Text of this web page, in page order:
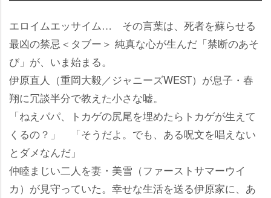
エロイムエッサイム… その言葉は、死者を蘇らせる
最凶の禁忌＜タブー＞ 純真な心が生んだ「禁断のあそ
び」が、いま始まる。
伊原直人（重岡大毅／ジャニーズWEST）が息子・春
翔に冗談半分で教えた小さな嘘。
「ねえパパ、トカゲの尻尾を埋めたらトカゲが生えて
くるの？」 「そうだよ。でも、ある呪文を唱えない
とダメなんだ」
仲睦まじい二人を妻・美雪（ファーストサマーウイ
カ）が見守っていた。幸せな生活を送る伊原家に、あ